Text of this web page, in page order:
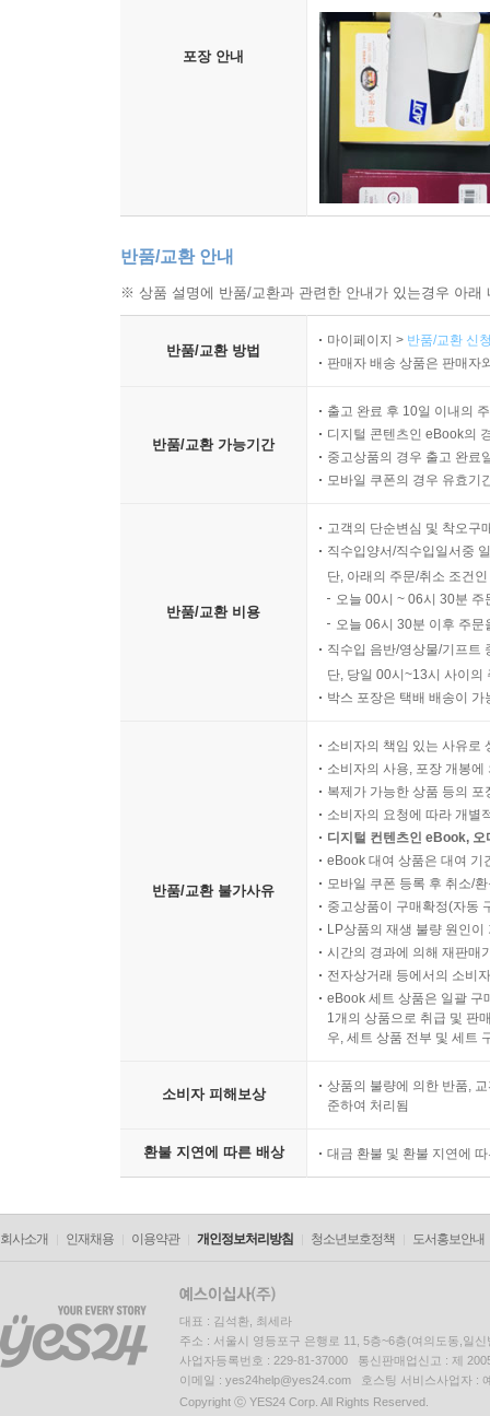
포장 안내
반품/교환 안내
※ 상품 설명에 반품/교환과 관련한 안내가 있는경우 아
반품/교환 방법
마이페이지 > 반품/교환 신
판매자 배송 상품은 판매자
반품/교환 가능기간
출고 완료 후 10일 이내의
디지털 콘텐츠인 eBook의
중고상품의 경우 출고 완료
모바일 쿠폰의 경우 유효기
반품/교환 비용
고객의 단순변심 및 착오구
직수입양서/직수입일서중
단, 아래의 주문/취소 조건
오늘 00시 ~ 06시 30분
오늘 06시 30분 이후 주
직수입 음반/영상물/기프트
단, 당일 00시~13시 사이의
박스 포장은 택배 배송이
반품/교환 불가사유
소비자의 책임 있는 사유로
소비자의 사용, 포장 개봉
복제가 가능한 상품 등의
소비자의 요청에 따라 개별
디지털 컨텐츠인 eBook,
eBook 대여 상품은 대여 기
모바일 쿠폰 등록 후 취소/
중고상품이 구매확정(자동
LP상품의 재생 불량 원인
시간의 경과에 의해 재판매
전자상거래 등에서의 소비
eBook 세트 상품은 일괄 구
1개의 상품으로 취급 및 판
우, 세트 상품 전부 및 세트
소비자 피해보상
상품의 불량에 의한 반품,
준하여 처리됨
환불 지연에 따른 배상 대금 환불 및 환불 지연에
회사소개 인재채용 이용약관 개인정보처리방침 청소년보호정책 도서홍보안내
대표 : 김석환, 최세라
주소 : 서울시 영등포구 은행로 11, 5층~6층(여의도동,일신
사업자등록번호 : 229-81-37000 통신판매업신고 : 제
이메일 : yes24help@yes24.com 호스팅 서비스사업자 :
Copyright ⓒ YES24 Corp. All Rights Reserved.